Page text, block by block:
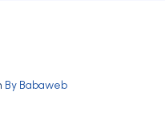
By Babaweb